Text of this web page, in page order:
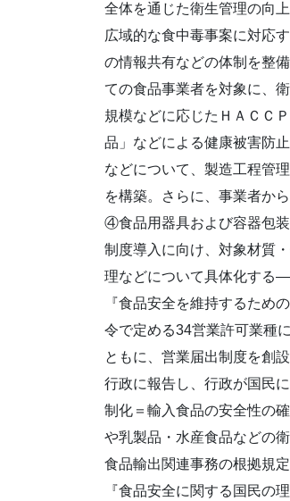
全体を通じた衛生管理の向
広域的な食中毒事案に対応
の情報共有などの体制を整
ての食品事業者を対象に、
規模などに応じたＨＡＣＣ
品」などによる健康被害防
などについて、製造工程管
を構築。さらに、事業者か
④食品用器具および容器包
制度導入に向け、対象材質
理などについて具体化する
『食品安全を維持するため
令で定める34営業許可業種
ともに、営業届出制度を創
行政に報告し、行政が国民
制化＝輸入食品の安全性の
や乳製品・水産食品などの
食品輸出関連事務の根拠規
『食品安全に関する国民の